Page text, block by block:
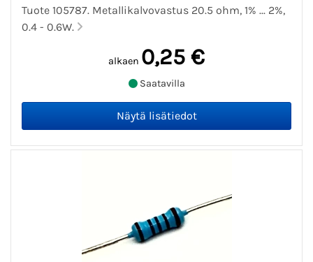
Tuote 105787. Metallikalvovastus 20.5 ohm, 1% ... 2%,
0.4 - 0.6W.
alkaen 0,25 €
Saatavilla